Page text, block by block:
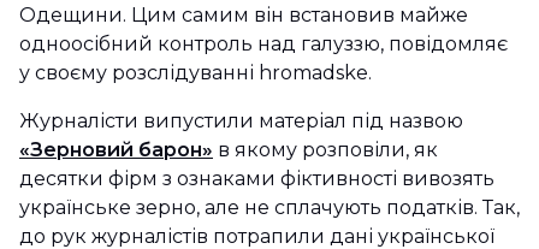
Одещини. Цим самим він встановив майже
одноосібний контроль над галуззю, повідомляє
у своєму розслідуванні hromadske.
Журналісти випустили матеріал під назвою
«Зерновий барон» в якому розповіли, як
десятки фірм з ознаками фіктивності вивозять
українське зерно, але не сплачують податків. Так,
до рук журналістів потрапили дані української